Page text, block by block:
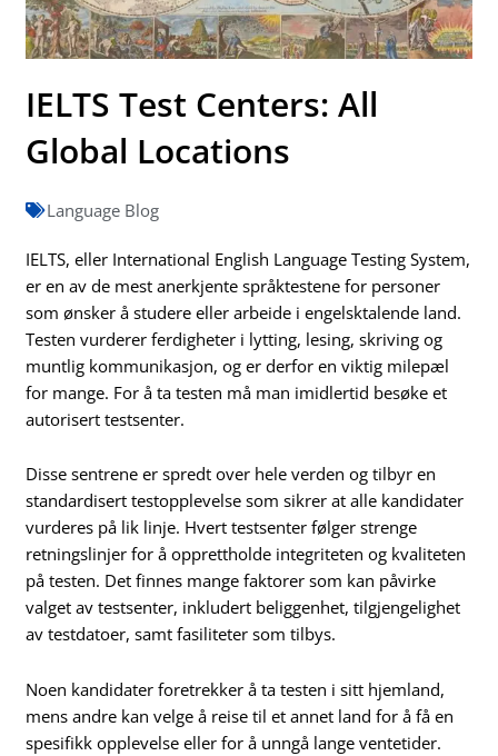
IELTS Test Centers: All
Global Locations
Language Blog
IELTS, eller International English Language Testing System,
er en av de mest anerkjente språktestene for personer
som ønsker å studere eller arbeide i engelsktalende land.
Testen vurderer ferdigheter i lytting, lesing, skriving og
muntlig kommunikasjon, og er derfor en viktig milepæl
for mange. For å ta testen må man imidlertid besøke et
autorisert testsenter.
Disse sentrene er spredt over hele verden og tilbyr en
standardisert testopplevelse som sikrer at alle kandidater
vurderes på lik linje. Hvert testsenter følger strenge
retningslinjer for å opprettholde integriteten og kvaliteten
på testen. Det finnes mange faktorer som kan påvirke
valget av testsenter, inkludert beliggenhet, tilgjengelighet
av testdatoer, samt fasiliteter som tilbys.
Noen kandidater foretrekker å ta testen i sitt hjemland,
mens andre kan velge å reise til et annet land for å få en
spesifikk opplevelse eller for å unngå lange ventetider.